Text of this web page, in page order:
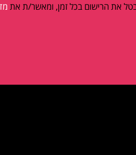
את הרישום בכל זמן, ומאשר/ת את